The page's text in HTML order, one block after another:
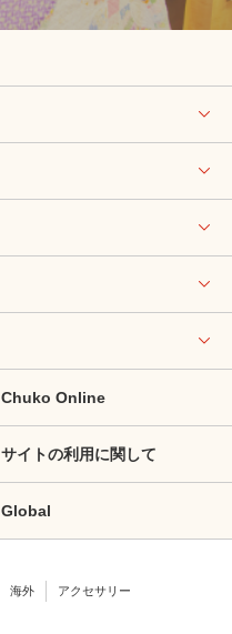
Chuko Online
サイトの利用に関して
Global
海外 アクセサリー